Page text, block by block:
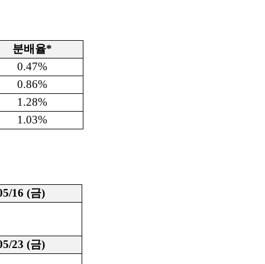
분배율*
0.47%
0.86%
1.28%
1.03%
16 (금)
23 (금)